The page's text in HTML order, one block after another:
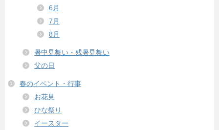
6月
7月
8月
暑中見舞い・残暑見舞い
父の日
春のイベント・行事
お花見
ひな祭り
イースター